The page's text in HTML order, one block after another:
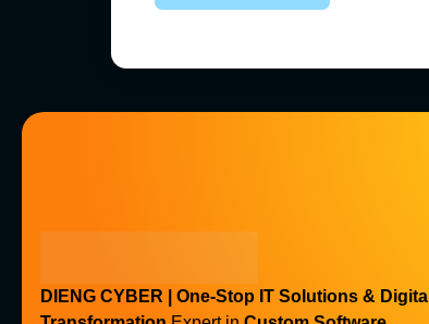
DIENG CYBER | One-Stop IT Solutions & Digital